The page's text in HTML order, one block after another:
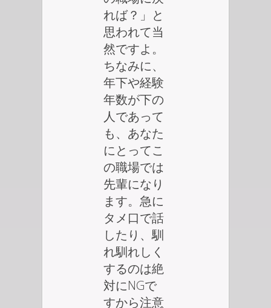
れば？」と
思われて当
然ですよ。
ちなみに、
年下や経験
年数が下の
人であって
も、あなた
にとってこ
の職場では
先輩になり
ます。急に
タメ口で話
したり、馴
れ馴れしく
するのは絶
対にNGで
すから注意